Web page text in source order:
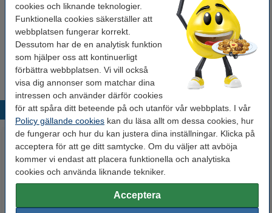
cookies och liknande teknologier.
Funktionella cookies säkerställer att
webbplatsen fungerar korrekt.
Dessutom har de en analytisk funktion
som hjälper oss att kontinuerligt
förbättra webbplatsen. Vi vill också
visa dig annonser som matchar dina
intressen och använder därför cookies
för att spåra ditt beteende på och utanför vår webbplats. I vår
Policy gällande cookies kan du läsa allt om dessa cookies, hur
de fungerar och hur du kan justera dina inställningar. Klicka på
acceptera för att ge ditt samtycke. Om du väljer att avböja
kommer vi endast att placera funktionella och analytiska
cookies och använda liknande tekniker.
Acceptera
Volym: 30 ml
Vårt artikelnr: 200921
Nummer: T25
Populära produkter